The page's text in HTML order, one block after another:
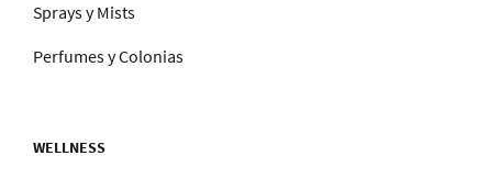
Sprays y Mists
Perfumes y Colonias
WELLNESS